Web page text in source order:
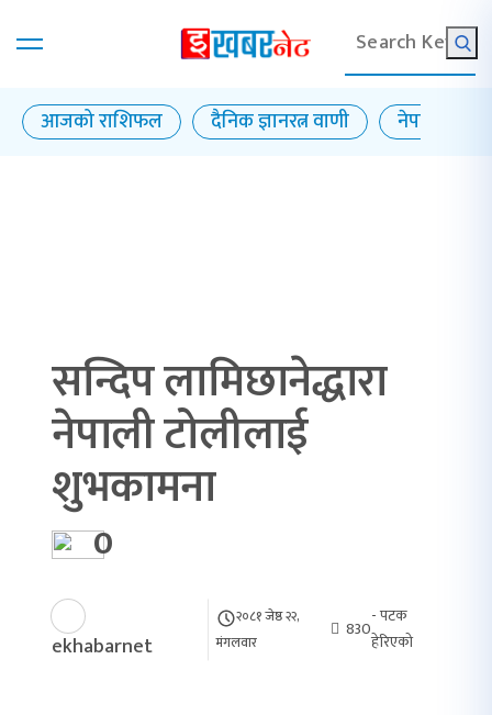
आजको राशिफल दैनिक ज्ञानरत्न वाणी नेपाल राष्ट्र
सन्दिप लामिछानेद्धारा
नेपाली टोलीलाई
शुभकामना
0
ekhabarnet
२०८१ जेष्ठ २२,
मंगलवार
830
- पटक
हेरिएको